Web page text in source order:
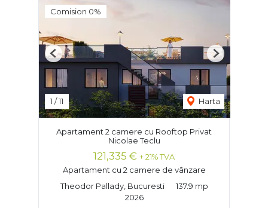
Comision 0%
1 /11 Harta
Previous Next
Apartament 2 camere cu Rooftop Privat
Nicolae Teclu
121,335 € + 21% TVA
Apartament cu 2 camere de vânzare
Theodor Pallady, Bucuresti
137.9 mp
2026